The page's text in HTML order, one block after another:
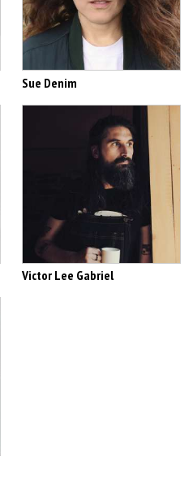
Sue Denim
Victor Lee Gabriel